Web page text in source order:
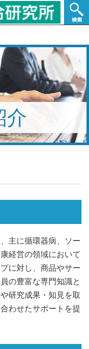
介
主に循環器病、ソー
経営の領域において
に対し、商品やサー
の豊富な専門知識と
研究成果・知見を取
わせたサポートを提